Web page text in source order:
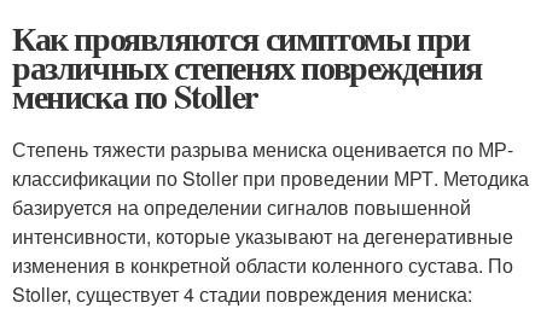
Как проявляются симптомы при
различных степенях повреждения
мениска по Stoller
Степень тяжести разрыва мениска оценивается по МР-
классификации по Stoller при проведении МРТ. Методика
базируется на определении сигналов повышенной
интенсивности, которые указывают на дегенеративные
изменения в конкретной области коленного сустава. По
Stoller, существует 4 стадии повреждения мениска: